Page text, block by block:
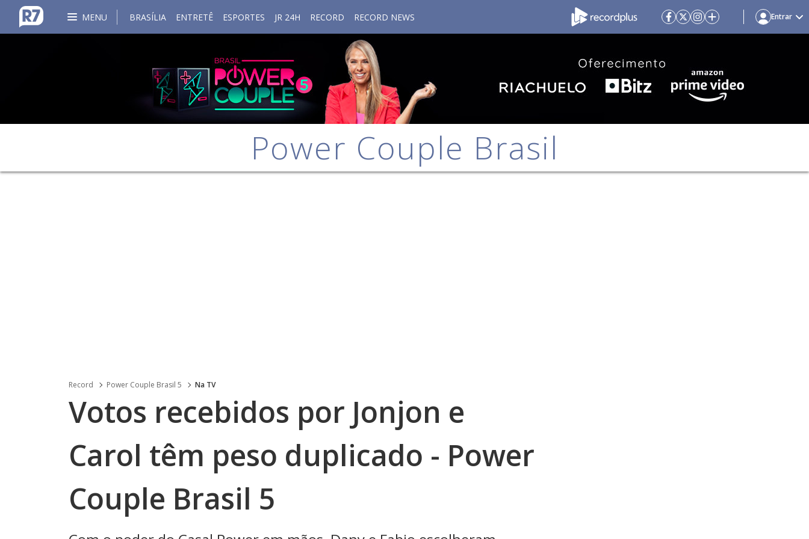
MENU BRASÍLIA ENTRETÊ ESPORTES JR 24H RECORD RECORD NEWS Entrar
Power Couple Brasil
Record Power Couple Brasil 5 Na TV
Votos recebidos por Jonjon e
Carol têm peso duplicado - Power
Couple Brasil 5